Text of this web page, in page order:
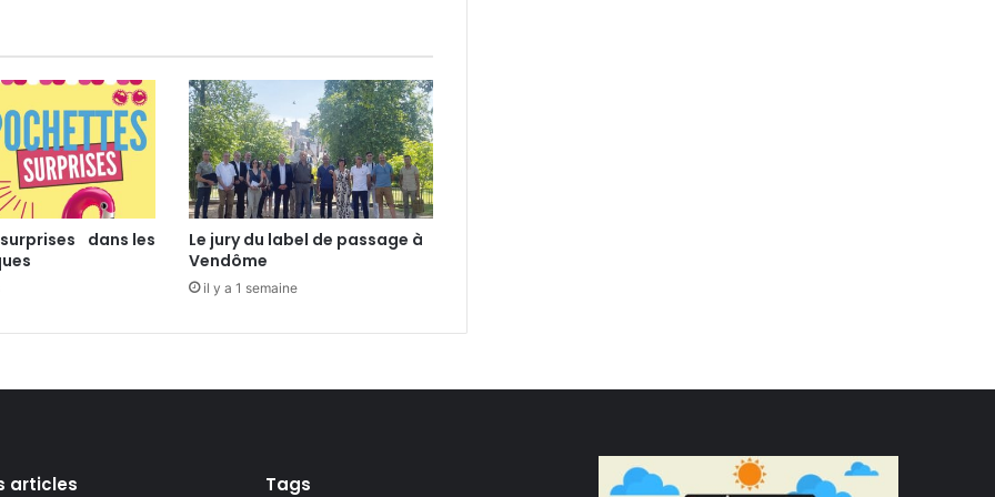
r
i
o
i
r
dans les
Le jury du label de passage à
Vendôme
il y a 1 semaine
articles Tags